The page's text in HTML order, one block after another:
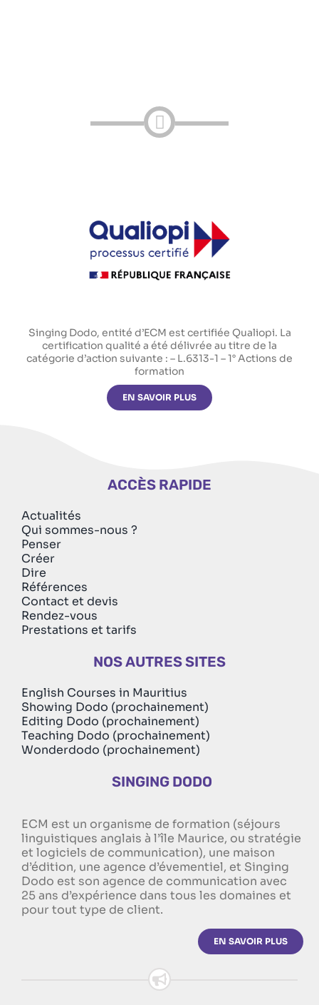
Singing Dodo, entité d’ECM est certifiée Qualiopi. La
certification qualité a été délivrée au titre de la
catégorie d’action suivante : – L.6313-1 – 1° Actions de
formation
EN SAVOIR PLUS
ACCÈS RAPIDE
Actualités
Qui sommes-nous ?
Penser
Créer
Dire
Références
Contact et devis
Rendez-vous
Prestations et tarifs
NOS AUTRES SITES
English Courses in Mauritius
Showing Dodo (prochainement)
Editing Dodo (prochainement)
Teaching Dodo (prochainement)
Wonderdodo (prochainement)
SINGING DODO
ECM est un organisme de formation (séjours
linguistiques anglais à l’île Maurice, ou stratégie
et logiciels de communication), une maison
d’édition, une agence d’évementiel, et Singing
Dodo est son agence de communication avec
25 ans d’expérience dans tous les domaines et
pour tout type de client.
EN SAVOIR PLUS